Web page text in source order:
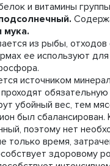
и витамины
мука.
из рыбы,
ее используют
источником
убойный вес, тем
был
поэтому нет
только время,
здоровому